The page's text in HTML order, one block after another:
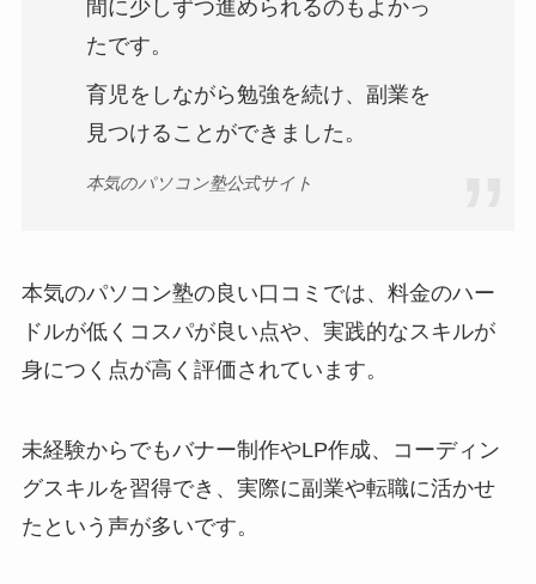
間に少しずつ進められるのもよかっ
たです。
育児をしながら勉強を続け、副業を
見つけることができました。
本気のパソコン塾公式サイト
本気のパソコン塾の良い口コミでは、料金のハー
ドルが低くコスパが良い点や、実践的なスキルが
身につく点が高く評価されています。
未経験からでもバナー制作やLP作成、コーディン
グスキルを習得でき、実際に副業や転職に活かせ
たという声が多いです。